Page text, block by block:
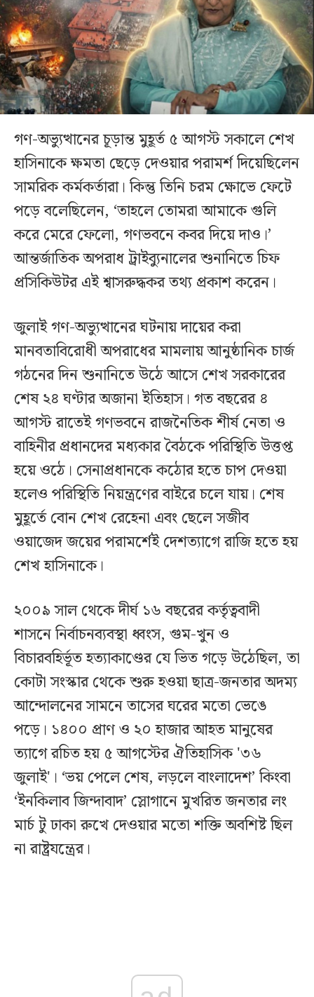
গণ-অভ্যুত্থানের চূড়ান্ত মুহূর্ত ৫ আগস্ট সকালে শেখ
হাসিনাকে ক্ষমতা ছেড়ে দেওয়ার পরামর্শ দিয়েছিলেন
সামরিক কর্মকর্তারা। কিন্তু তিনি চরম ক্ষোভে ফেটে
পড়ে বলেছিলেন, ‘তাহলে তোমরা আমাকে গুলি
করে মেরে ফেলো, গণভবনে কবর দিয়ে দাও।’
আন্তর্জাতিক অপরাধ ট্রাইব্যুনালের শুনানিতে চিফ
প্রসিকিউটর এই শ্বাসরুদ্ধকর তথ্য প্রকাশ করেন।
জুলাই গণ-অভ্যুত্থানের ঘটনায় দায়ের করা
মানবতাবিরোধী অপরাধের মামলায় আনুষ্ঠানিক চার্জ
গঠনের দিন শুনানিতে উঠে আসে শেখ সরকারের
শেষ ২৪ ঘণ্টার অজানা ইতিহাস। গত বছরের ৪
আগস্ট রাতেই গণভবনে রাজনৈতিক শীর্ষ নেতা ও
বাহিনীর প্রধানদের মধ্যকার বৈঠকে পরিস্থিতি উত্তপ্ত
হয়ে ওঠে। সেনাপ্রধানকে কঠোর হতে চাপ দেওয়া
হলেও পরিস্থিতি নিয়ন্ত্রণের বাইরে চলে যায়। শেষ
মুহূর্তে বোন শেখ রেহেনা এবং ছেলে সজীব
ওয়াজেদ জয়ের পরামর্শেই দেশত্যাগে রাজি হতে হয়
শেখ হাসিনাকে।
২০০৯ সাল থেকে দীর্ঘ ১৬ বছরের কর্তৃত্ববাদী
শাসনে নির্বাচনব্যবস্থা ধ্বংস, গুম-খুন ও
বিচারবহির্ভূত হত্যাকাণ্ডের যে ভিত গড়ে উঠেছিল, তা
কোটা সংস্কার থেকে শুরু হওয়া ছাত্র-জনতার অদম্য
আন্দোলনের সামনে তাসের ঘরের মতো ভেঙে
পড়ে। ১৪০০ প্রাণ ও ২০ হাজার আহত মানুষের
ত্যাগে রচিত হয় ৫ আগস্টের ঐতিহাসিক '৩৬
জুলাই'। ‘ভয় পেলে শেষ, লড়লে বাংলাদেশ’ কিংবা
‘ইনকিলাব জিন্দাবাদ’ স্লোগানে মুখরিত জনতার লং
মার্চ টু ঢাকা রুখে দেওয়ার মতো শক্তি অবশিষ্ট ছিল
না রাষ্ট্রযন্ত্রের।